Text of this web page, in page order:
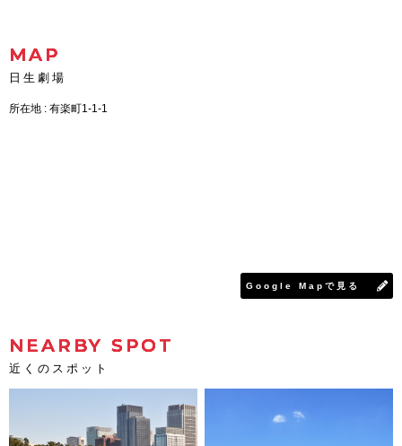
MAP
日生劇場
Google Mapで見る
所在地 : 有楽町1-1-1
NEARBY SPOT
近くのスポット